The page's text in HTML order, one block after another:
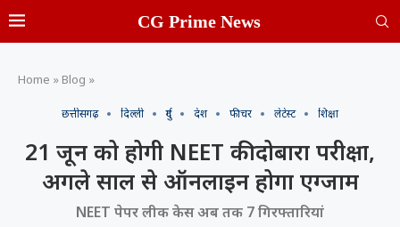
CG Prime News
Home » Blog »
छत्तीसगढ़ दिल्ली दुर्ग देश फीचर लेटेस्ट शिक्षा
21 जून को होगी NEET की दोबारा परीक्षा,
अगले साल से ऑनलाइन होगा एग्जाम
NEET पेपर लीक केस अब तक 7 गिरफ्तारियां